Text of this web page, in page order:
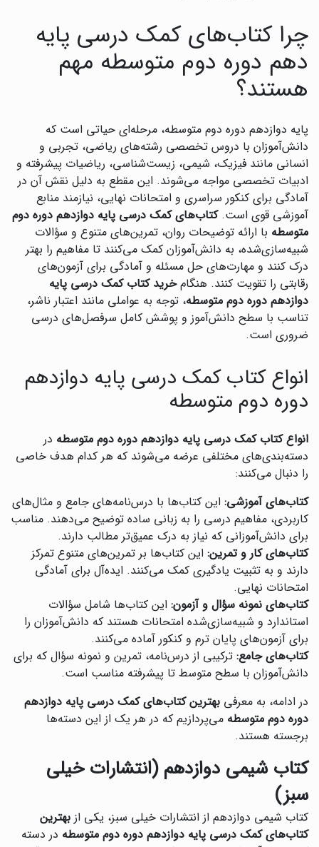
چرا کتاب‌های کمک درسی پایه
دهم دوره دوم متوسطه مهم
هستند؟
پایه دوازدهم دوره دوم متوسطه، مرحله‌ای حیاتی است که
دانش‌آموزان با دروس تخصصی رشته‌های ریاضی، تجربی و
انسانی مانند فیزیک، شیمی، زیست‌شناسی، ریاضیات پیشرفته و
ادبیات تخصصی مواجه می‌شوند. این مقطع به دلیل نقش آن در
آمادگی برای کنکور سراسری و امتحانات نهایی، نیازمند منابع
آموزشی قوی است.کتاب‌های کمک درسی پایه دوازدهم دوره دوم
متوسطه با ارائه توضیحات روان، تمرین‌های متنوع و سؤالات
شبیه‌سازی‌شده، به دانش‌آموزان کمک می‌کنند تا مفاهیم را بهتر
درک کنند و مهارت‌های حل مسئله و آمادگی برای آزمون‌های
رقابتی را تقویت کنند. هنگامخرید کتاب کمک درسی پایه
دوازدهم دوره دوم متوسطه، توجه به عواملی مانند اعتبار ناشر،
تناسب با سطح دانش‌آموز و پوشش کامل سرفصل‌های درسی
ضروری است.
انواع کتاب کمک درسی پایه دوازدهم
دوره دوم متوسطه
انواع کتاب کمک درسی پایه دوازدهم دوره دوم متوسطه در
دسته‌بندی‌های مختلفی عرضه می‌شوند که هر کدام هدف خاصی
را دنبال می‌کنند:
کتاب‌های آموزشی: این کتاب‌ها با درس‌نامه‌های جامع و مثال‌های
کاربردی، مفاهیم درسی را به زبانی ساده توضیح می‌دهند. مناسب
برای دانش‌آموزانی که نیاز به درک عمیق‌تر مطالب دارند.
کتاب‌های کار و تمرین: این کتاب‌ها بر تمرین‌های متنوع تمرکز
دارند و به تثبیت یادگیری کمک می‌کنند. ایده‌آل برای آمادگی
امتحانات نهایی.
کتاب‌های نمونه سؤال و آزمون: این کتاب‌ها شامل سؤالات
استاندارد و شبیه‌سازی‌شده امتحانات هستند که دانش‌آموزان را
برای آزمون‌های پایان ترم و کنکور آماده می‌کنند.
کتاب‌های جامع: ترکیبی از درس‌نامه، تمرین و نمونه سؤال که برای
دانش‌آموزان با سطح متوسط تا پیشرفته مناسب است.
در ادامه، به معرفی بهترین کتاب‌های کمک درسی پایه دوازدهم
دوره دوم متوسطه می‌پردازیم که در هر یک از این دسته‌ها
برجسته هستند.
کتاب شیمی دوازدهم (انتشارات خیلی
سبز)
کتاب شیمی دوازدهم از انتشارات خیلی سبز، یکی از بهترین
کتاب‌های کمک درسی پایه دوازدهم دوره دوم متوسطه در دسته